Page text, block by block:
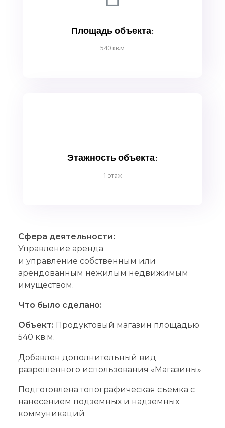
Площадь объекта:
540 кв.м
Этажность объекта:
1 этаж
Сфера деятельности:
Управление аренда
и управление собственным или
арендованным нежилым недвижимым
имуществом.
Что было сделано:
Объект: Продуктовый магазин площадью
540 кв.м.
Добавлен дополнительный вид
разрешенного использования «Магазины»
Подготовлена топографическая съемка с
нанесением подземных и надземных
коммуникаций